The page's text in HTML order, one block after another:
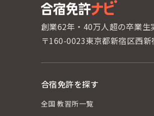
創業62年・40万人超の卒業生
〒160-0023東京都新宿区西
合宿免許を探す
全国 教習所一覧